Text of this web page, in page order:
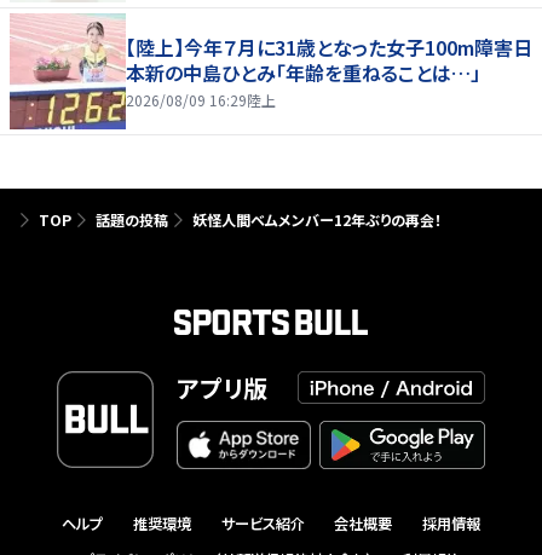
【陸上】今年７月に31歳となった女子100m障害日
本新の中島ひとみ「年齢を重ねることは…」
2026/08/09 16:29陸上
TOP 話題の投稿 妖怪人間ベムメンバー12年ぶりの再会！
アプリ版
ヘルプ 推奨環境 サービス紹介 会社概要
採用情報